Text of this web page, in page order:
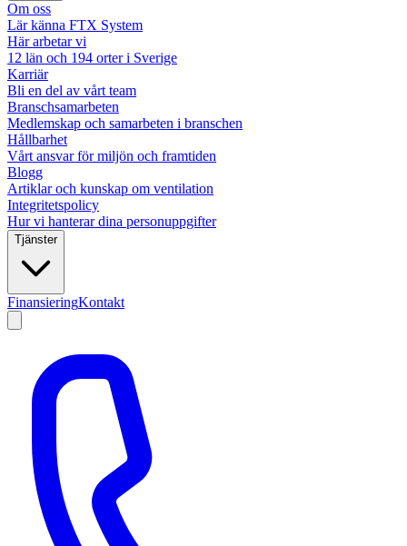
Om oss
Lär känna FTX System
Här arbetar vi
12 län och 194 orter i Sverige
Karriär
Bli en del av vårt team
Branschsamarbeten
Medlemskap och samarbeten i branschen
Hållbarhet
Vårt ansvar för miljön och framtiden
Blogg
Artiklar och kunskap om ventilation
Integritetspolicy
Hur vi hanterar dina personuppgifter
Tjänster
FinansieringKontakt